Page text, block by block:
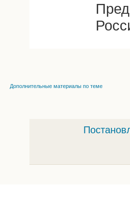
Дополнительные материалы по теме